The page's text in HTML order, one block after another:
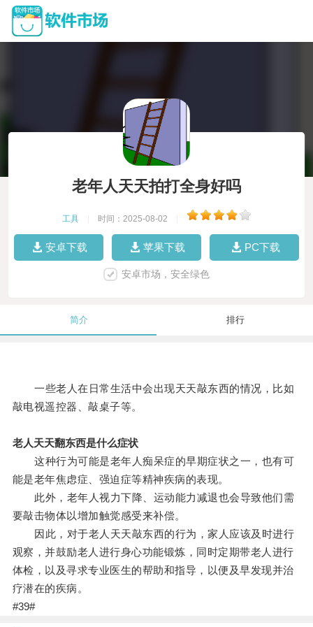
老年人天天拍打全身好吗
工具 时间：2025-08-02
安卓下载 苹果下载 PC下载
安卓市场，安全绿色
简介 排行
一些老人在日常生活中会出现天天敲东西的情况，比如
敲电视遥控器、敲桌子等。
老人天天翻东西是什么症状
这种行为可能是老年人痴呆症的早期症状之一，也有可
能是老年焦虑症、强迫症等精神疾病的表现。
此外，老年人视力下降、运动能力减退也会导致他们需
要敲击物体以增加触觉感受来补偿。
因此，对于老人天天敲东西的行为，家人应该及时进行
观察，并鼓励老人进行身心功能锻炼，同时定期带老人进行
体检，以及寻求专业医生的帮助和指导，以便及早发现并治
疗潜在的疾病。
#39#